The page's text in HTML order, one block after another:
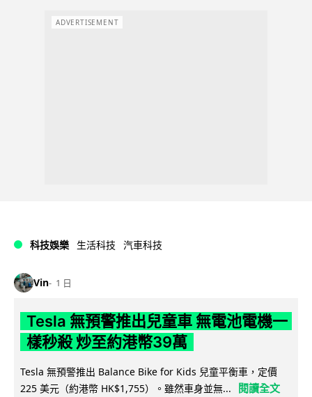
ADVERTISEMENT
科技娛樂 生活科技 汽車科技
Vin 1 日
Tesla 無預警推出兒童車 無電池電機一
樣秒殺 炒至約港幣39萬
Tesla 無預警推出 Balance Bike for Kids 兒童平衡車，定價
225 美元（約港幣 HK$1,755）。雖然車身並無...
閱讀全文